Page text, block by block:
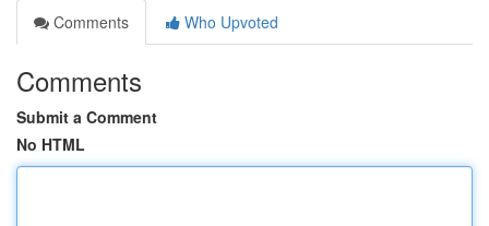
Comments
Who Upvoted
Comments
Submit a Comment
No HTML